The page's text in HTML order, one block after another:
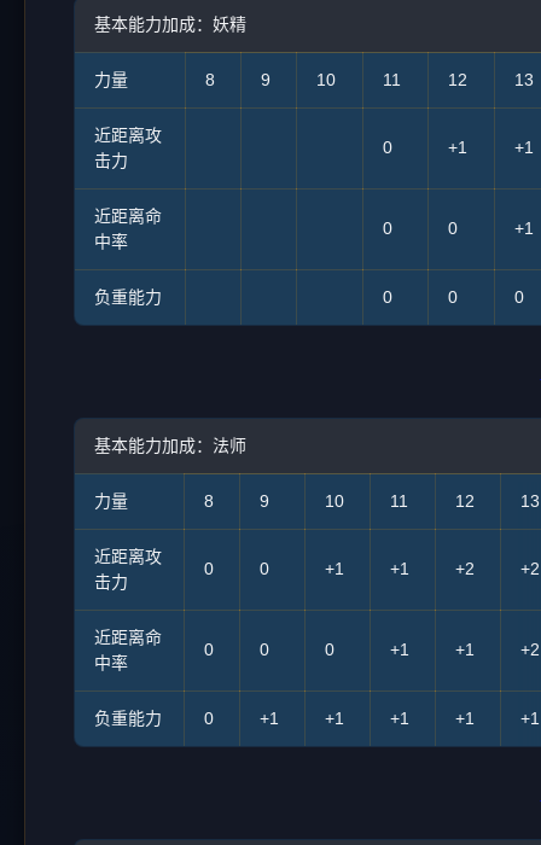
基本能力加成：妖精
力量 8 9 10 11 12 13
近距离攻
击力
0 +1 +1
近距离命
中率
0 0 +1
负重能力 0 0 0
基本能力加成：法师
力量 8 9 10 11 12 13
近距离攻
击力
0 0 +1 +1 +2 +2
近距离命
中率
0 0 0 +1 +1 +2
负重能力 0 +1 +1 +1 +1 +1